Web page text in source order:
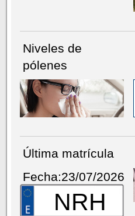
Niveles de
pólenes
Última matrícula
Fecha:23/07/2026
NRH